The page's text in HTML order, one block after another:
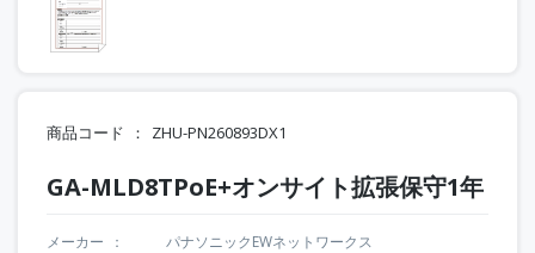
商品コード ZHU-PN260893DX1
GA-MLD8TPoE+オンサイト拡張保守1年
メーカー
パナソニックEWネットワークス